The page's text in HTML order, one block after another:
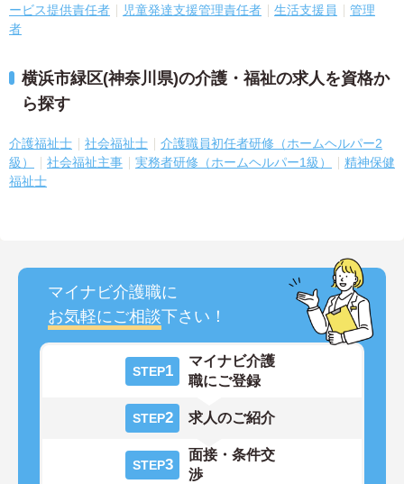
ービス提供責任者
児童発達支援管理責任者 生活支援員
管理
者
横浜市緑区(神奈川県)の介護・福祉の求人を資格か
ら探す
介護福祉士 社会福祉士
介護職員初任者研修（ホームヘルパー2
級）
社会福祉主事 実務者研修（ホームヘルパー1級）
精神保健
福祉士
マイナビ介護職に
お気軽にご相談下さい！
STEP1
マイナビ介護
職にご登録
STEP2 求人のご紹介
STEP3
面接・条件交
渉